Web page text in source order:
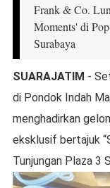
Frank & Co.
Moments' di
Surabaya
SUARAJATIM -
di Pondok Indah
menghadirkan
eksklusif bertajuk
Tunjungan Plaza 3